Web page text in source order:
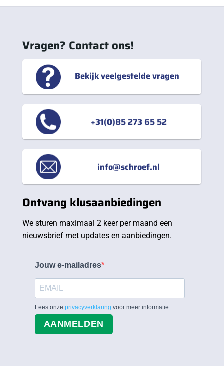
Vragen? Contact ons!
Bekijk veelgestelde vragen
+31(0)85 273 65 52
info@schroef.nl
Ontvang klusaanbiedingen
We sturen maximaal 2 keer per maand een
nieuwsbrief met updates en aanbiedingen.
Jouw e-mailadres
Lees onze privacyverklaring voor meer informatie.
AANMELDEN